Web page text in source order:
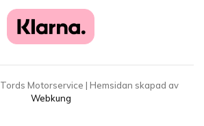
Tords Motorservice | Hemsidan skapad av
Webkung